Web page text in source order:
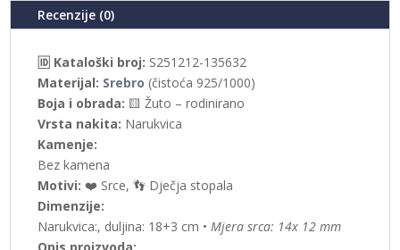
Recenzije (0)
🆔 Kataloški broj: S251212-135632
Materijal: Srebro (čistoća 925/1000)
Boja i obrada: 🟨 Žuto – rodinirano
Vrsta nakita: Narukvica
Kamenje:
Bez kamena
Motivi: ❤️ Srce, 👣 Dječja stopala
Dimenzije:
Narukvica:, duljina: 18+3 cm •Mjera srca: 14x 12 mm